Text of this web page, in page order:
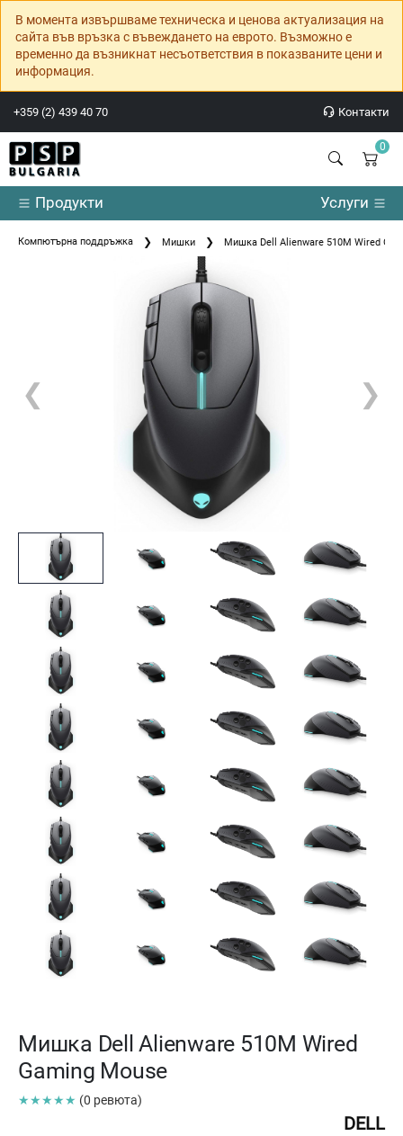
В момента извършваме техническа и ценова актуализация на
сайта във връзка с въвеждането на еврото. Възможно е
временно да възникнат несъответствия в показваните цени и
информация.
+359 (2) 439 40 70 Контакти
0
Продукти Услуги
Компютърна поддръжка Мишки Мишка Dell Alienware 510M Wired
❮ ❯
Мишка Dell Alienware 510M Wired
Gaming Mouse
★★★★★ (0 ревюта)
DELL